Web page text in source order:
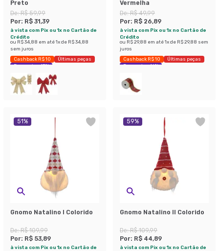
Preto
De:R$ 59,99
Por: R$ 31,39
à vista com Pix ou 1x no Cartão de
Crédito
ou R$ 34,88 em até1x de R$ 34,88
sem juros
Cashback R$ 10
Últimas peças
Economize 47%
Vermelha
De:R$ 49,99
Por: R$ 26,89
à vista com Pix ou 1x no Cartão de
Crédito
ou R$ 29,88 em até1x de R$ 29,88 sem
juros
Cashback R$ 10
Últimas peças
Economize 46%
51%
Gnomo Natalino I Colorido
De:R$ 109,99
Por: R$ 53,89
à vista com Pix ou 1x no Cartão de
59%
Gnomo Natalino II Colorido
De:R$ 109,99
Por: R$ 44,89
à vista com Pix ou 1x no Cartão de